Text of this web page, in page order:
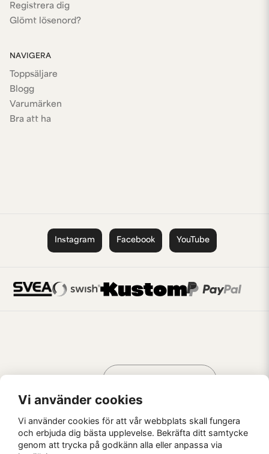
Registrera dig
Glömt lösenord?
NAVIGERA
Toppsäljare
Blogg
Varumärken
Bra att ha
Instagram Facebook YouTube
Kaffebrus AB, Förskeppsgatan 2, 271 55 Ystad
AV KREATÖRER
Vi använder cookies
Vi använder cookies för att vår webbplats skall fungera
och erbjuda dig bästa upplevelse. Bekräfta ditt samtycke
genom att trycka på godkänn alla eller anpassa via